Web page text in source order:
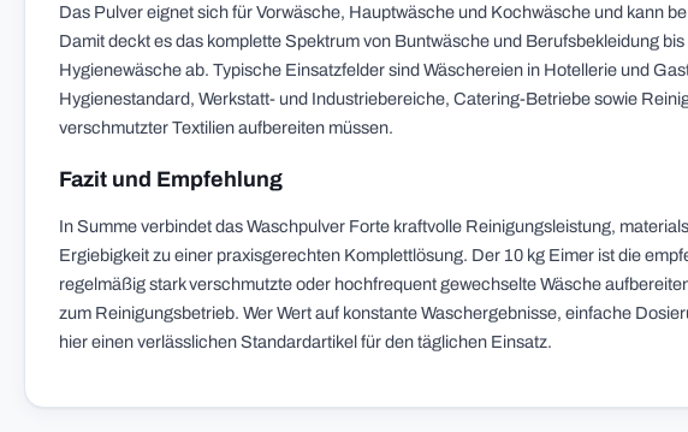
Das Pulver eignet sich für Vorwäsche, Hauptwäsche und Kochwäsche und kann
Damit deckt es das komplette Spektrum von Buntwäsche und Berufsbekleidung
Hygienewäsche ab. Typische Einsatzfelder sind Wäschereien in Hotellerie und
Hygienestandard, Werkstatt- und Industriebereiche, Catering-Betriebe sowie
verschmutzter Textilien aufbereiten müssen.
Fazit und Empfehlung
In Summe verbindet das Waschpulver Forte kraftvolle Reinigungsleistung,
Ergiebigkeit zu einer praxisgerechten Komplettlösung. Der 10 kg Eimer ist die
regelmäßig stark verschmutzte oder hochfrequent gewechselte Wäsche
zum Reinigungsbetrieb. Wer Wert auf konstante Waschergebnisse, einfache
hier einen verlässlichen Standardartikel für den täglichen Einsatz.